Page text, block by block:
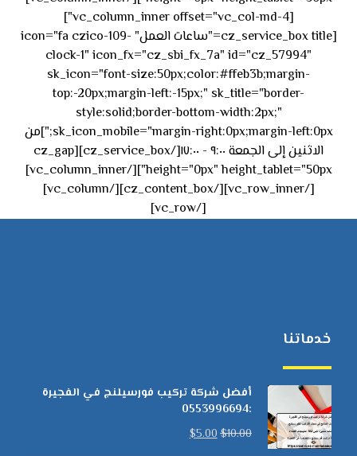
[vc_column_inner offset="vc_col-md-4"]
[cz_service_box title="ساعات العمل" icon="fa czico-109-
clock-1" icon_fx="cz_sbi_fx_7a" id="cz_57994"
sk_icon="font-size:50px;color:#ffeb3b;margin-
top:-20px;margin-left:-15px;" sk_title="border-
style:solid;border-bottom-width:2px;"
sk_icon_mobile="margin-right:0px;margin-left:0px;"]من
الاثنين إلى الجمعة ٩:٠٠ - ١٧:٠٠[/cz_service_box][cz_gap
height="0px" height_tablet="50px"][/vc_column_inner]
[/vc_row_inner][/cz_content_box][/vc_column]
[/vc_row]
خدماتنا
أفضل شركة تركيب فورسيلنج في الفجيرة
:0553996694
$10.00
$5.00